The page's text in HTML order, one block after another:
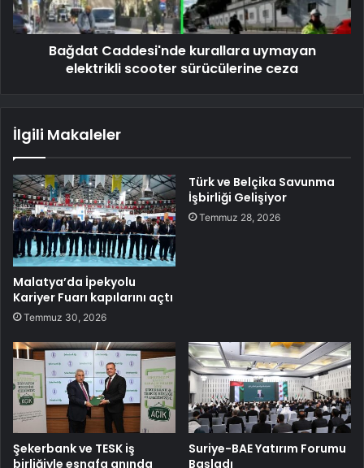
Bağdat Caddesi'nde kurallara uymayan
elektrikli scooter sürücülerine ceza
İlgili Makaleler
Malatya’da İpekyolu
Kariyer Fuarı kapılarını açtı
Temmuz 30, 2026
Türk ve Belçika Savunma
İşbirliği Gelişiyor
Temmuz 28, 2026
Şekerbank ve TESK iş
birliğiyle esnafa anında
Suriye-BAE Yatırım Forumu
Başladı